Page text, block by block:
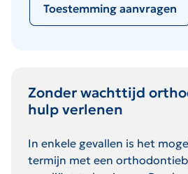
Toestemming aanvragen
Zonder wachttijd
hulp verlenen
In enkele gevallen is het
termijn met een